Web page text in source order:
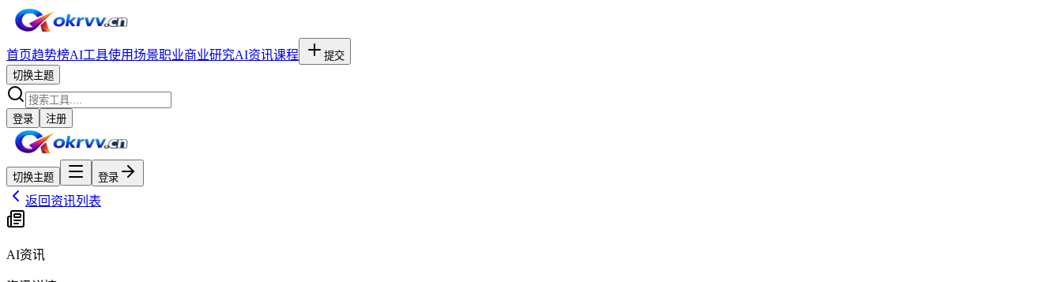
首页趋势榜AI工具使用场景职业商业研究AI资讯课程
提交
切换主题
登录 注册
切换主题 登录
返回资讯列表
AI资讯